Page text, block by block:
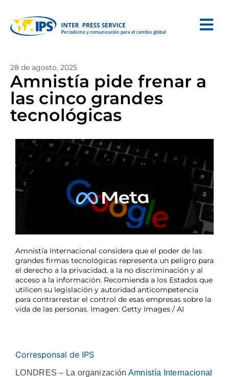
28 de agosto, 2025
Amnistía pide frenar a
las cinco grandes
tecnológicas
Amnistía Internacional considera que el poder de las
grandes firmas tecnológicas representa un peligro para
el derecho a la privacidad, a la no discriminación y al
acceso a la información. Recomienda a los Estados que
utilicen su legislación y autoridad anticompetencia
para contrarrestar el control de esas empresas sobre la
vida de las personas. Imagen: Getty Images / AI
Corresponsal de IPS
LONDRES – La organización Amnistía Internacional